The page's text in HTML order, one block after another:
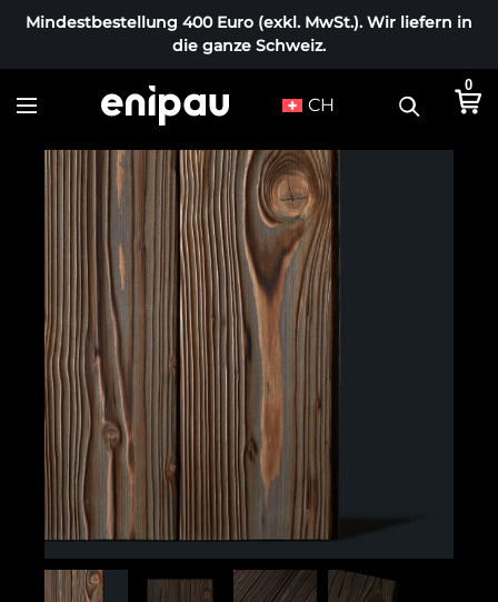
Mindestbestellung 400 Euro (exkl. MwSt.). Wir liefern in
die ganze Schweiz.
CH
0